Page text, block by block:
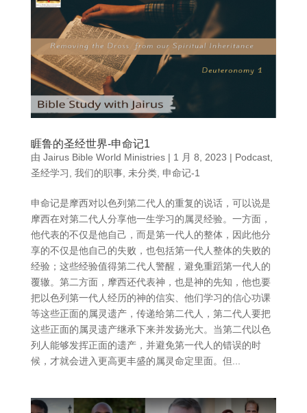
睚鲁的圣经世界-申命记1
由 Jairus Bible World Ministries| 1 月 8, 2023 | Podcast,
圣经学习
我们的职事, 未分类, 申命记-1
申命记是摩西对以色列第二代人的重复的说话，可以说是
摩西在对第二代人分享他一生学习的属灵经验。一方面，
他代表的不仅是他自己，而是第一代人的整体，因此他分
享的不仅是他自己的失败，也包括第一代人整体的失败的
经验；这些经验值得第二代人警醒，避免重蹈第一代人的
覆辙。第二方面，摩西还代表神，也是神的先知，他也要
把以色列第一代人经历的神的信实、他们学习的信心功课
等这些正面的属灵遗产，传递给第二代人，第二代人要把
这些正面的属灵遗产继承下来并发扬光大。当第二代以色
列人能够发挥正面的遗产，并避免第一代人的错误的时
候，才就会进入更高更丰盛的属灵命定里面。但...